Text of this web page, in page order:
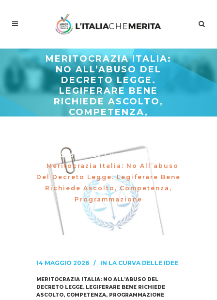
MERITOCRAZIA ITALIA:
NO ALL’ABUSO DEL
DECRETO LEGGE.
LEGIFERARE BENE
RICHIEDE ASCOLTO,
COMPETENZA,
Proposte
/La Curva Delle Idee
Meritocrazia Italia: No All’abuso
Del Decreto Legge. Legiferare Bene
Richiede Ascolto, Competenza,
Programmazione
14 MAGGIO 2026 IN LA CURVA DELLE IDEE
MERITOCRAZIA ITALIA: NO ALL’ABUSO DEL
DECRETO LEGGE. LEGIFERARE BENE RICHIEDE
ASCOLTO, COMPETENZA, PROGRAMMAZIONE